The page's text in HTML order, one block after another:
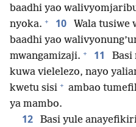
baadhi yao
nyoka. + 10 Wala tusiwe
baadhi yao
mwangamizaji. + 11
Basi
kuwa vielelezo, nayo
kwetu sisi + ambao
ya mambo.
12
Basi yule